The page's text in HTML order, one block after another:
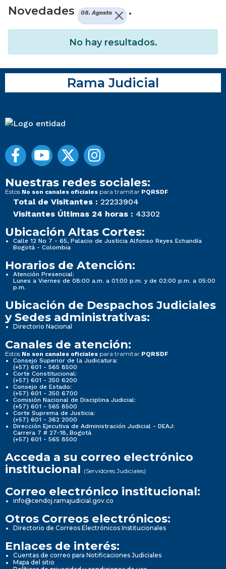
Novedades
08. Agosto .
No hay resultados.
Rama Judicial
Nuestras redes sociales:
Estos No son canales oficiales para tramitar PQRSDF
Total de Visitantes : 22233904
Visitantes Últimas 24 horas : 43302
Ubicación Altas Cortes:
Calle 12 No 7 - 65, Palacio de Justicia Alfonso Reyes Echandía
Bogotá - Colombia
Horarios de Atención:
Atención Presencial:
Lunes a Viernes de 08:00 a.m. a 01:00 p.m. y de 02:00 p.m. a 05:00
p.m.
Ubicación de Despachos Judiciales
y Sedes administrativas:
Directorio Nacional
Canales de atención:
Estos No son canales oficiales para tramitar PQRSDF
Consejo Superior de la Judicatura:
(+57) 601 - 565 8500
Corte Constitucional:
(+57) 601 - 350 6200
Consejo de Estado:
(+57) 601 - 350 6700
Comisión Nacional de Disciplina Judicial:
(+57) 601 - 565 8500
Corte Suprema de Justicia:
(+57) 601 - 362 2000
Dirección Ejecutiva de Administración Judicial - DEAJ:
Carrera 7 # 27-18, Bogotá
(+57) 601 - 565 8500
Acceda a su correo electrónico
institucional (Servidores Judiciales)
Correo electrónico institucional:
info@cendoj.ramajudicial.gov.co
Otros Correos electrónicos:
Directorio de Correos Electrónicos Institucionales
Enlaces de interés:
Cuentas de correo para Notificaciones Judiciales
Mapa del sitio